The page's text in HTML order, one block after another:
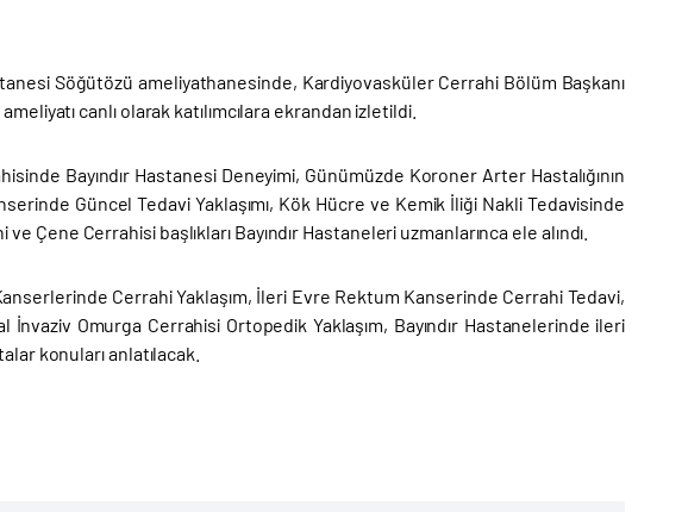
Söğütözü ameliyathanesinde, Kardiyovasküler Cerrahi Bölüm Başkanı
canlı olarak katılımcılara ekrandan izletildi.
Bayındır Hastanesi Deneyimi, Günümüzde Koroner Arter Hastalığının
Güncel Tedavi Yaklaşımı, Kök Hücre ve Kemik İliği Nakli Tedavisinde
Cerrahisi başlıkları Bayındır Hastaneleri uzmanlarınca ele alındı.
Cerrahi Yaklaşım, İleri Evre Rektum Kanserinde Cerrahi Tedavi,
İnvaziv Omurga Cerrahisi Ortopedik Yaklaşım, Bayındır Hastanelerinde ileri
konuları anlatılacak.